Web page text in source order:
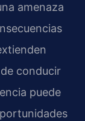
amenaza
conducir
puede